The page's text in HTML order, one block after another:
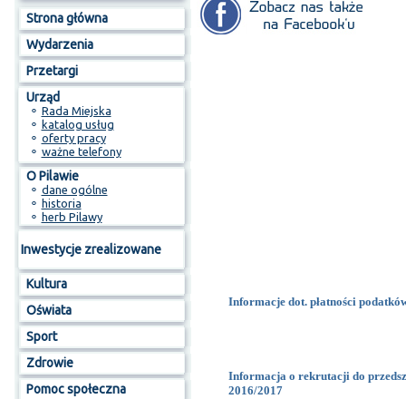
Strona główna
Wydarzenia
Przetargi
Urząd
⚬ Rada Miejska
⚬ katalog usług
⚬ oferty pracy
⚬ ważne telefony
O Pilawie
⚬ dane ogólne
⚬ historia
⚬ herb Pilawy
Inwestycje zrealizowane
Kultura
Oświata
Sport
Zdrowie
Pomoc społeczna
Informacje dot. płatności
Informacja o rekrutacji do
2016/2017